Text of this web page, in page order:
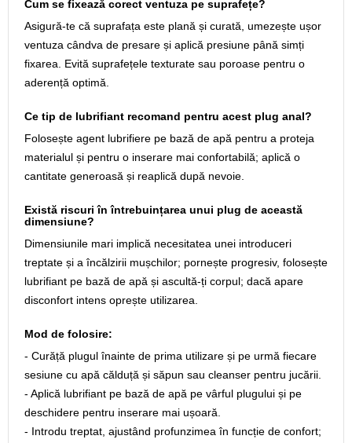
Cum se fixează corect ventuza pe suprafețe?
Asigură-te că suprafața este plană și curată, umezește ușor
ventuza cândva de presare și aplică presiune până simți
fixarea. Evită suprafețele texturate sau poroase pentru o
aderență optimă.
Ce tip de lubrifiant recomand pentru acest plug anal?
Folosește agent lubrifiere pe bază de apă pentru a proteja
materialul și pentru o inserare mai confortabilă; aplică o
cantitate generoasă și reaplică după nevoie.
Există riscuri în întrebuințarea unui plug de această
dimensiune?
Dimensiunile mari implică necesitatea unei introduceri
treptate și a încălzirii mușchilor; pornește progresiv, folosește
lubrifiant pe bază de apă și ascultă-ți corpul; dacă apare
disconfort intens oprește utilizarea.
Mod de folosire:
- Curăță plugul înainte de prima utilizare și pe urmă fiecare
sesiune cu apă călduță și săpun sau cleanser pentru jucării.
- Aplică lubrifiant pe bază de apă pe vârful plugului și pe
deschidere pentru inserare mai ușoară.
- Introdu treptat, ajustând profunzimea în funcție de confort;